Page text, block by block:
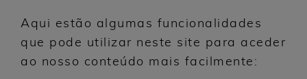
Aqui estão algumas funcionalidades
que pode utilizar neste site para aceder
ao nosso conteúdo mais facilmente: